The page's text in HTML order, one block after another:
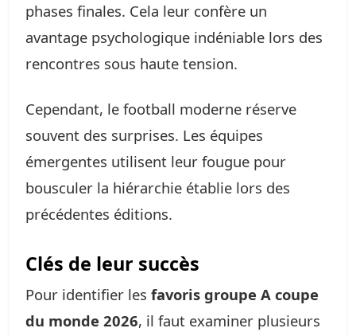
phases finales. Cela leur confère un
avantage psychologique indéniable lors des
rencontres sous haute tension.
Cependant, le football moderne réserve
souvent des surprises. Les équipes
émergentes utilisent leur fougue pour
bousculer la hiérarchie établie lors des
précédentes éditions.
Clés de leur succès
Pour identifier les favoris groupe A coupe
du monde 2026, il faut examiner plusieurs